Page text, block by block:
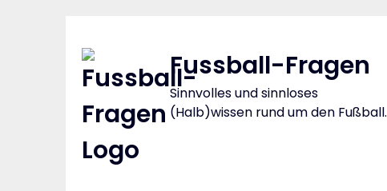
Fussball-Fragen
Sinnvolles und sinnloses
(Halb)wissen rund um den Fußball.